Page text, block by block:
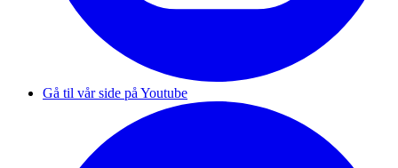
Gå til vår side på Youtube